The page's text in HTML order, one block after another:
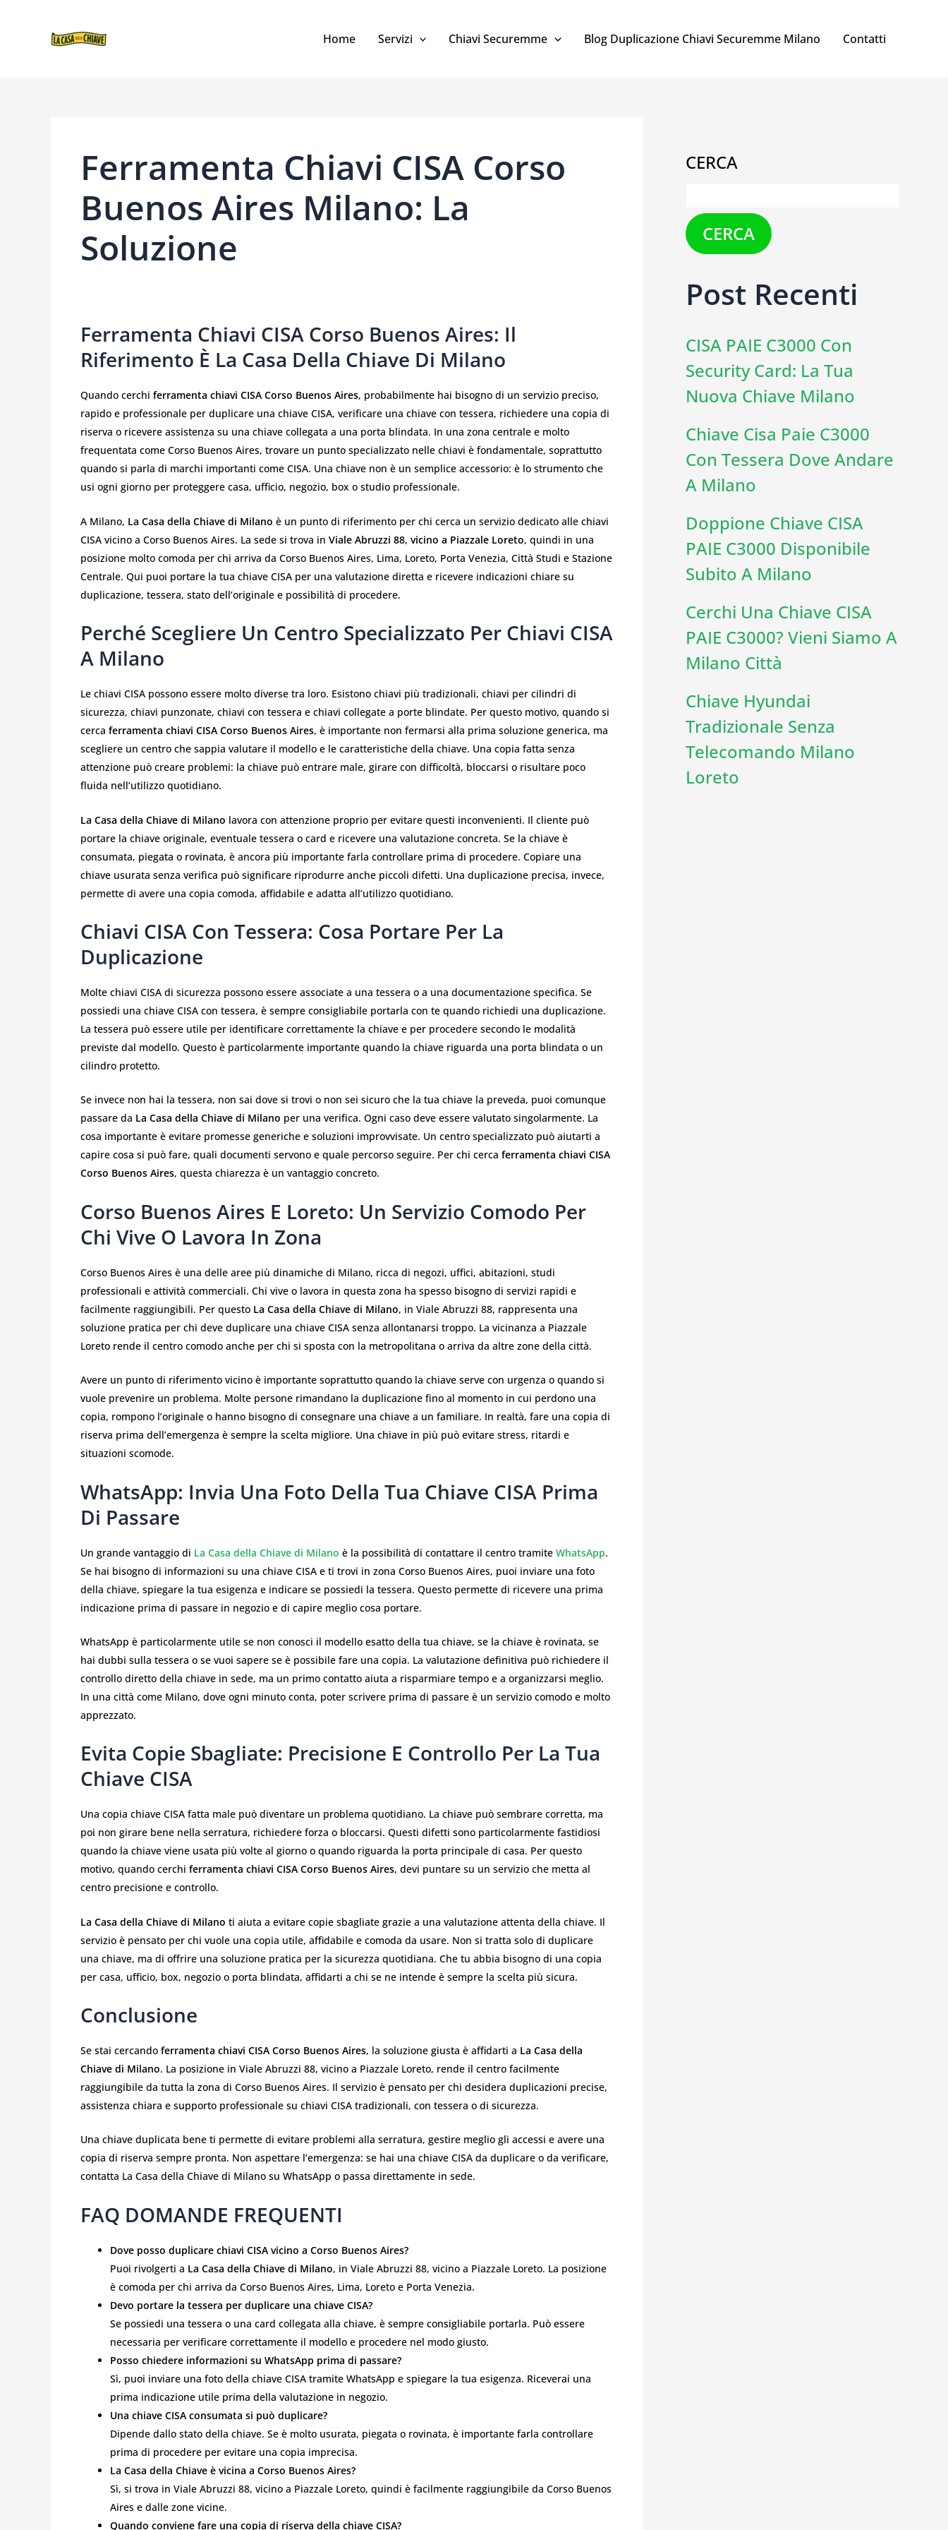
CONTENUTO
Home Servizi Chiavi Securemme Blog Duplicazione Chiavi Securemme Milano Contatti
Ferramenta Chiavi CISA Corso
Buenos Aires Milano: La
Soluzione
Ferramenta Chiavi CISA Corso Buenos Aires: Il
Riferimento È La Casa Della Chiave Di Milano
Quando cerchi ferramenta chiavi CISA Corso Buenos Aires, probabilmente hai bisogno di un servizio preciso,
rapido e professionale per duplicare una chiave CISA, verificare una chiave con tessera, richiedere una copia di
riserva o ricevere assistenza su una chiave collegata a una porta blindata. In una zona centrale e molto
frequentata come Corso Buenos Aires, trovare un punto specializzato nelle chiavi è fondamentale, soprattutto
quando si parla di marchi importanti come CISA. Una chiave non è un semplice accessorio: è lo strumento che
usi ogni giorno per proteggere casa, ufficio, negozio, box o studio professionale.
A Milano, La Casa della Chiave di Milano è un punto di riferimento per chi cerca un servizio dedicato alle chiavi
CISA vicino a Corso Buenos Aires. La sede si trova in Viale Abruzzi 88, vicino a Piazzale Loreto, quindi in una
posizione molto comoda per chi arriva da Corso Buenos Aires, Lima, Loreto, Porta Venezia, Città Studi e Stazione
Centrale. Qui puoi portare la tua chiave CISA per una valutazione diretta e ricevere indicazioni chiare su
duplicazione, tessera, stato dell’originale e possibilità di procedere.
Perché Scegliere Un Centro Specializzato Per Chiavi CISA
A Milano
Le chiavi CISA possono essere molto diverse tra loro. Esistono chiavi più tradizionali, chiavi per cilindri di
sicurezza, chiavi punzonate, chiavi con tessera e chiavi collegate a porte blindate. Per questo motivo, quando si
cerca ferramenta chiavi CISA Corso Buenos Aires, è importante non fermarsi alla prima soluzione generica, ma
scegliere un centro che sappia valutare il modello e le caratteristiche della chiave. Una copia fatta senza
attenzione può creare problemi: la chiave può entrare male, girare con difficoltà, bloccarsi o risultare poco
fluida nell’utilizzo quotidiano.
La Casa della Chiave di Milano lavora con attenzione proprio per evitare questi inconvenienti. Il cliente può
portare la chiave originale, eventuale tessera o card e ricevere una valutazione concreta. Se la chiave è
consumata, piegata o rovinata, è ancora più importante farla controllare prima di procedere. Copiare una
chiave usurata senza verifica può significare riprodurre anche piccoli difetti. Una duplicazione precisa, invece,
permette di avere una copia comoda, affidabile e adatta all’utilizzo quotidiano.
Chiavi CISA Con Tessera: Cosa Portare Per La
Duplicazione
Molte chiavi CISA di sicurezza possono essere associate a una tessera o a una documentazione specifica. Se
possiedi una chiave CISA con tessera, è sempre consigliabile portarla con te quando richiedi una duplicazione.
La tessera può essere utile per identificare correttamente la chiave e per procedere secondo le modalità
previste dal modello. Questo è particolarmente importante quando la chiave riguarda una porta blindata o un
cilindro protetto.
Se invece non hai la tessera, non sai dove si trovi o non sei sicuro che la tua chiave la preveda, puoi comunque
passare da La Casa della Chiave di Milano per una verifica. Ogni caso deve essere valutato singolarmente. La
cosa importante è evitare promesse generiche e soluzioni improvvisate. Un centro specializzato può aiutarti a
capire cosa si può fare, quali documenti servono e quale percorso seguire. Per chi cerca ferramenta chiavi CISA
Corso Buenos Aires, questa chiarezza è un vantaggio concreto.
Corso Buenos Aires E Loreto: Un Servizio Comodo Per
Chi Vive O Lavora In Zona
Corso Buenos Aires è una delle aree più dinamiche di Milano, ricca di negozi, uffici, abitazioni, studi
professionali e attività commerciali. Chi vive o lavora in questa zona ha spesso bisogno di servizi rapidi e
facilmente raggiungibili. Per questo La Casa della Chiave di Milano, in Viale Abruzzi 88, rappresenta una
soluzione pratica per chi deve duplicare una chiave CISA senza allontanarsi troppo. La vicinanza a Piazzale
Loreto rende il centro comodo anche per chi si sposta con la metropolitana o arriva da altre zone della città.
Avere un punto di riferimento vicino è importante soprattutto quando la chiave serve con urgenza o quando si
vuole prevenire un problema. Molte persone rimandano la duplicazione fino al momento in cui perdono una
copia, rompono l’originale o hanno bisogno di consegnare una chiave a un familiare. In realtà, fare una copia di
riserva prima dell’emergenza è sempre la scelta migliore. Una chiave in più può evitare stress, ritardi e
situazioni scomode.
WhatsApp: Invia Una Foto Della Tua Chiave CISA Prima
Di Passare
Un grande vantaggio di La Casa della Chiave di Milano è la possibilità di contattare il centro tramite WhatsApp.
Se hai bisogno di informazioni su una chiave CISA e ti trovi in zona Corso Buenos Aires, puoi inviare una foto
della chiave, spiegare la tua esigenza e indicare se possiedi la tessera. Questo permette di ricevere una prima
indicazione prima di passare in negozio e di capire meglio cosa portare.
WhatsApp è particolarmente utile se non conosci il modello esatto della tua chiave, se la chiave è rovinata, se
hai dubbi sulla tessera o se vuoi sapere se è possibile fare una copia. La valutazione definitiva può richiedere il
controllo diretto della chiave in sede, ma un primo contatto aiuta a risparmiare tempo e a organizzarsi meglio.
In una città come Milano, dove ogni minuto conta, poter scrivere prima di passare è un servizio comodo e molto
apprezzato.
Evita Copie Sbagliate: Precisione E Controllo Per La Tua
Chiave CISA
Una copia chiave CISA fatta male può diventare un problema quotidiano. La chiave può sembrare corretta, ma
poi non girare bene nella serratura, richiedere forza o bloccarsi. Questi difetti sono particolarmente fastidiosi
quando la chiave viene usata più volte al giorno o quando riguarda la porta principale di casa. Per questo
motivo, quando cerchi ferramenta chiavi CISA Corso Buenos Aires, devi puntare su un servizio che metta al
centro precisione e controllo.
La Casa della Chiave di Milano ti aiuta a evitare copie sbagliate grazie a una valutazione attenta della chiave. Il
servizio è pensato per chi vuole una copia utile, affidabile e comoda da usare. Non si tratta solo di duplicare
una chiave, ma di offrire una soluzione pratica per la sicurezza quotidiana. Che tu abbia bisogno di una copia
per casa, ufficio, box, negozio o porta blindata, affidarti a chi se ne intende è sempre la scelta più sicura.
Conclusione
Se stai cercando ferramenta chiavi CISA Corso Buenos Aires, la soluzione giusta è affidarti a La Casa della
Chiave di Milano. La posizione in Viale Abruzzi 88, vicino a Piazzale Loreto, rende il centro facilmente
raggiungibile da tutta la zona di Corso Buenos Aires. Il servizio è pensato per chi desidera duplicazioni precise,
assistenza chiara e supporto professionale su chiavi CISA tradizionali, con tessera o di sicurezza.
Una chiave duplicata bene ti permette di evitare problemi alla serratura, gestire meglio gli accessi e avere una
copia di riserva sempre pronta. Non aspettare l’emergenza: se hai una chiave CISA da duplicare o da verificare,
contatta La Casa della Chiave di Milano su WhatsApp o passa direttamente in sede.
FAQ DOMANDE FREQUENTI
Dove posso duplicare chiavi CISA vicino a Corso Buenos Aires?
Puoi rivolgerti a La Casa della Chiave di Milano, in Viale Abruzzi 88, vicino a Piazzale Loreto. La posizione
è comoda per chi arriva da Corso Buenos Aires, Lima, Loreto e Porta Venezia.
Devo portare la tessera per duplicare una chiave CISA?
Se possiedi una tessera o una card collegata alla chiave, è sempre consigliabile portarla. Può essere
necessaria per verificare correttamente il modello e procedere nel modo giusto.
Posso chiedere informazioni su WhatsApp prima di passare?
Sì, puoi inviare una foto della chiave CISA tramite WhatsApp e spiegare la tua esigenza. Riceverai una
prima indicazione utile prima della valutazione in negozio.
Una chiave CISA consumata si può duplicare?
Dipende dallo stato della chiave. Se è molto usurata, piegata o rovinata, è importante farla controllare
prima di procedere per evitare una copia imprecisa.
La Casa della Chiave è vicina a Corso Buenos Aires?
Sì, si trova in Viale Abruzzi 88, vicino a Piazzale Loreto, quindi è facilmente raggiungibile da Corso Buenos
Aires e dalle zone vicine.
Quando conviene fare una copia di riserva della chiave CISA?
CERCA
CERCA
Post Recenti
CISA PAIE C3000 Con
Security Card: La Tua
Nuova Chiave Milano
Chiave Cisa Paie C3000
Con Tessera Dove Andare
A Milano
Doppione Chiave CISA
PAIE C3000 Disponibile
Subito A Milano
Cerchi Una Chiave CISA
PAIE C3000? Vieni Siamo A
Milano Città
Chiave Hyundai
Tradizionale Senza
Telecomando Milano
Loreto